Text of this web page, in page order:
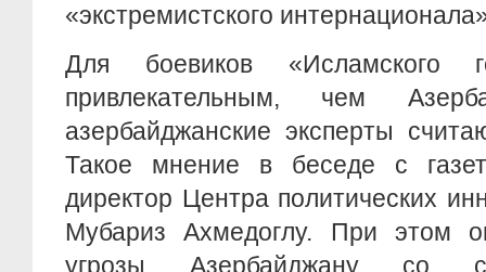
«экстремистского
Для боевиков «Исламского
привлекательным, чем
азербайджанские эксперты
Такое мнение в беседе с
директор Центра политических
Мубариз Ахмедоглу. При этом
угрозы Азербайджану со